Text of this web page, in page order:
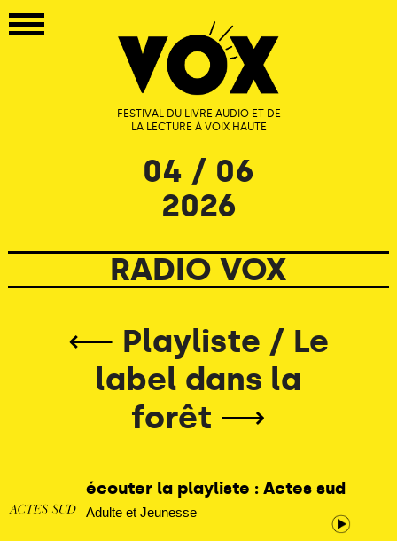
FESTIVAL DU LIVRE AUDIO ET DE
LA LECTURE À VOIX HAUTE
04 / 06
2026
RADIO VOX
⟵ Playliste / Le
label dans la
forêt ⟶
écouter la playliste : Actes sud
Adulte et Jeunesse